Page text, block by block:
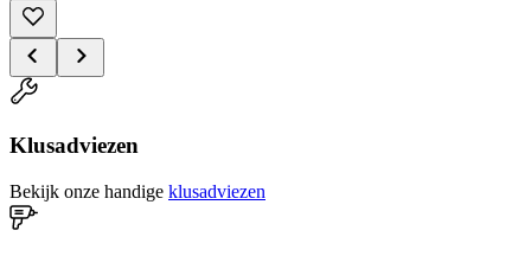
Klusadviezen
Bekijk onze handige klusadviezen